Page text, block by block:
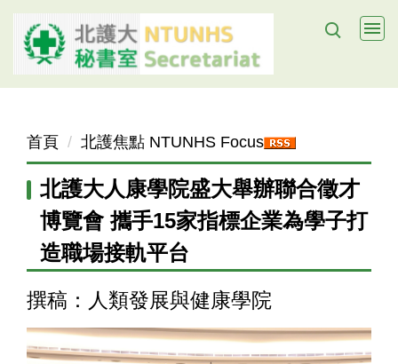
跳
到
要
首頁 北護焦點 NTUNHS Focus
北護大人康學院盛大舉辦聯合徵才
博覽會 攜手15家指標企業為學子打
造職場接軌平台
撰稿：人類發展與健康學院